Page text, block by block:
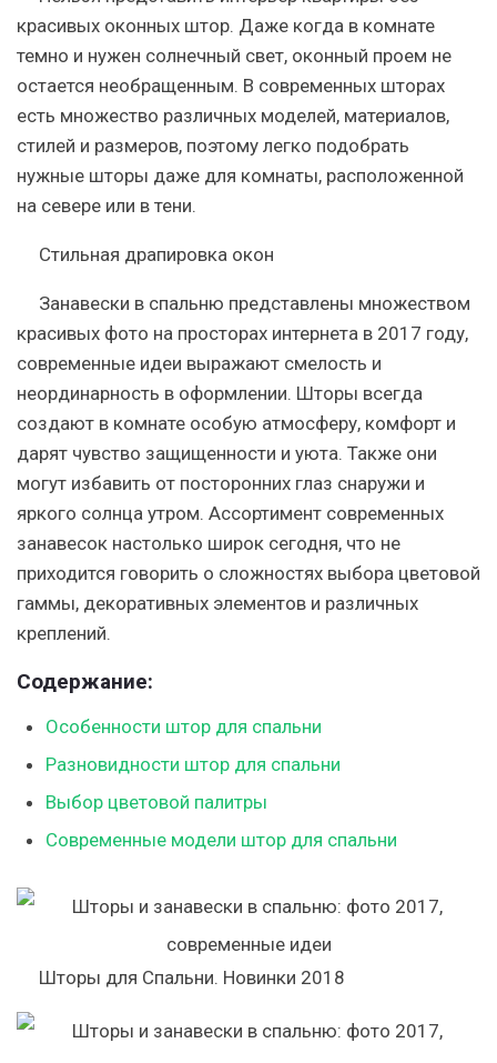
красивых оконных штор. Даже когда в комнате
темно и нужен солнечный свет, оконный проем не
остается необращенным. В современных шторах
есть множество различных моделей, материалов,
стилей и размеров, поэтому легко подобрать
нужные шторы даже для комнаты, расположенной
на севере или в тени.
Стильная драпировка окон
Занавески в спальню представлены множеством
красивых фото на просторах интернета в 2017 году,
современные идеи выражают смелость и
неординарность в оформлении. Шторы всегда
создают в комнате особую атмосферу, комфорт и
дарят чувство защищенности и уюта. Также они
могут избавить от посторонних глаз снаружи и
яркого солнца утром. Ассортимент современных
занавесок настолько широк сегодня, что не
приходится говорить о сложностях выбора цветовой
гаммы, декоративных элементов и различных
креплений.
Содержание:
Особенности штор для спальни
Разновидности штор для спальни
Выбор цветовой палитры
Современные модели штор для спальни
Шторы для Спальни. Новинки 2018